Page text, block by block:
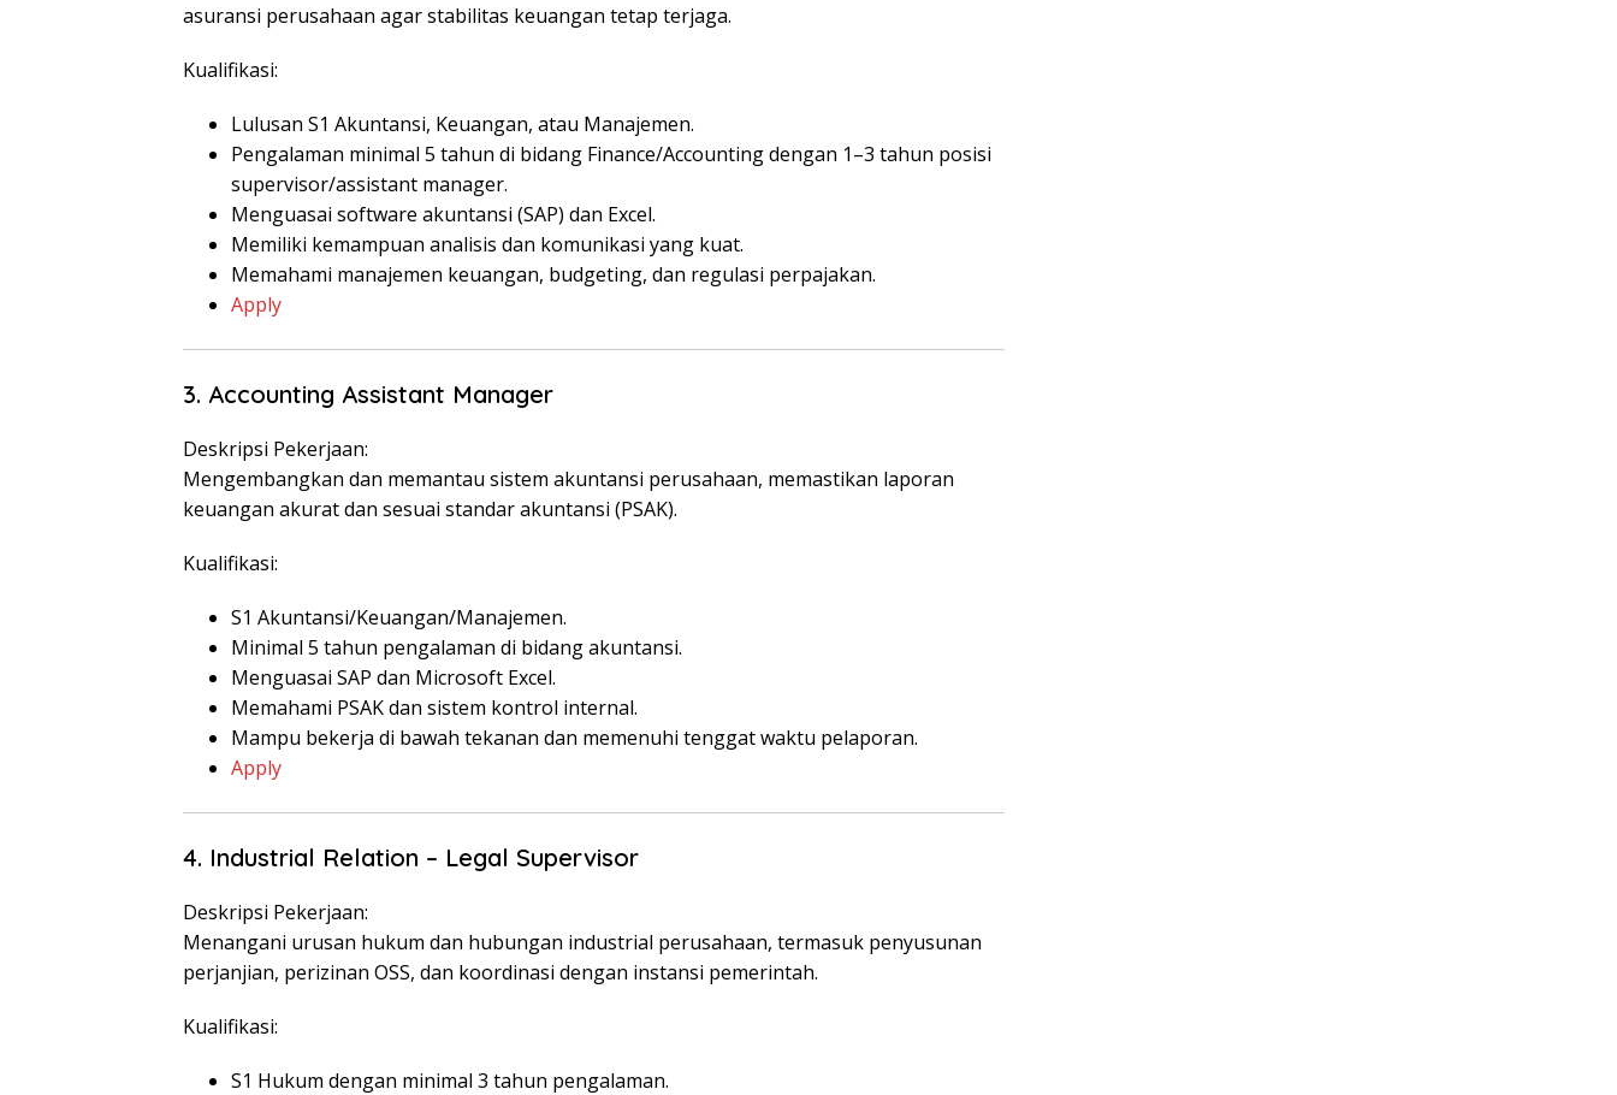
asuransi perusahaan agar stabilitas keuangan tetap terjaga.
Kualifikasi:
Lulusan S1 Akuntansi, Keuangan, atau Manajemen.
Pengalaman minimal 5 tahun di bidang Finance/Accounting dengan 1–3 tahun posisi
supervisor/assistant manager.
Menguasai software akuntansi (SAP) dan Excel.
Memiliki kemampuan analisis dan komunikasi yang kuat.
Memahami manajemen keuangan, budgeting, dan regulasi perpajakan.
Apply
3. Accounting Assistant Manager
Deskripsi Pekerjaan:
Mengembangkan dan memantau sistem akuntansi perusahaan, memastikan laporan
keuangan akurat dan sesuai standar akuntansi (PSAK).
Kualifikasi:
S1 Akuntansi/Keuangan/Manajemen.
Minimal 5 tahun pengalaman di bidang akuntansi.
Menguasai SAP dan Microsoft Excel.
Memahami PSAK dan sistem kontrol internal.
Mampu bekerja di bawah tekanan dan memenuhi tenggat waktu pelaporan.
Apply
4. Industrial Relation – Legal Supervisor
Deskripsi Pekerjaan:
Menangani urusan hukum dan hubungan industrial perusahaan, termasuk penyusunan
perjanjian, perizinan OSS, dan koordinasi dengan instansi pemerintah.
Kualifikasi:
S1 Hukum dengan minimal 3 tahun pengalaman.